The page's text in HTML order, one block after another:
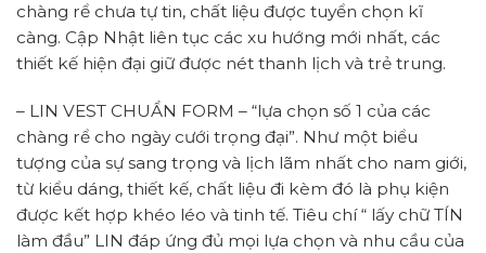
chàng rể chưa tự tin, chất liệu được tuyển chọn kĩ
càng. Cập Nhật liên tục các xu hướng mới nhất, các
thiết kế hiện đại giữ được nét thanh lịch và trẻ trung.
– LIN VEST CHUẨN FORM – “lựa chọn số 1 của các
chàng rể cho ngày cưới trọng đại”. Như một biểu
tượng của sự sang trọng và lịch lãm nhất cho nam giới,
từ kiểu dáng, thiết kế, chất liệu đi kèm đó là phụ kiện
được kết hợp khéo léo và tinh tế. Tiêu chí “ lấy chữ TÍN
làm đầu” LIN đáp ứng đủ mọi lựa chọn và nhu cầu của